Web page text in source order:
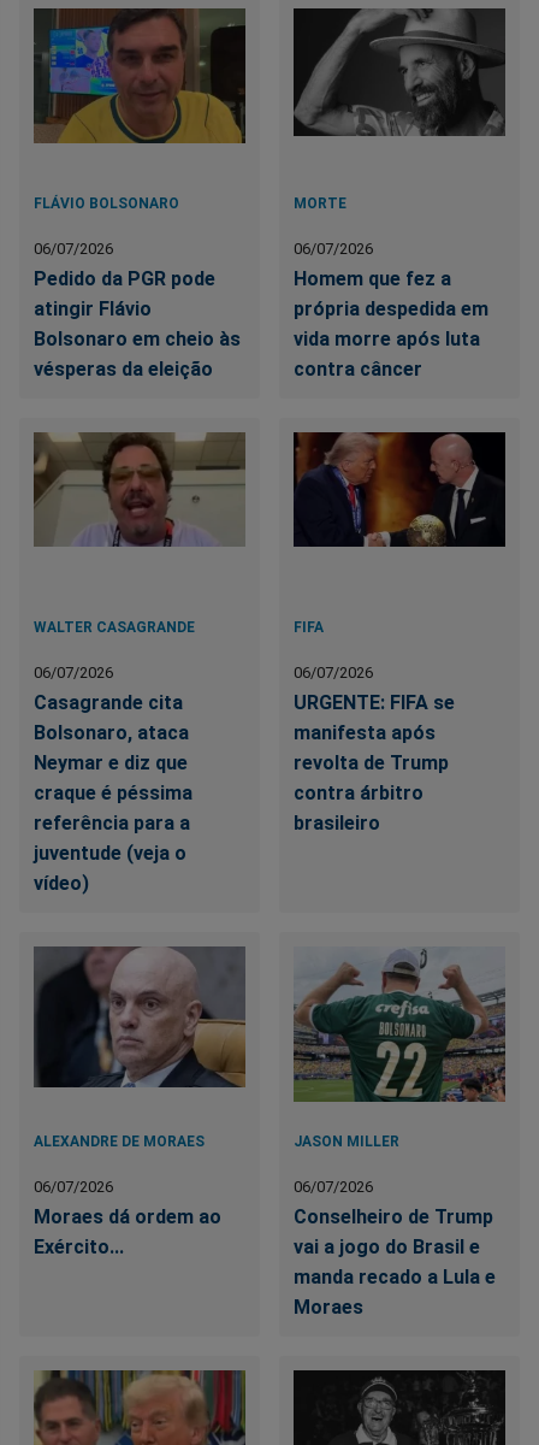
FLÁVIO BOLSONARO
06/07/2026
Pedido da PGR pode
atingir Flávio
Bolsonaro em cheio às
vésperas da eleição
MORTE
06/07/2026
Homem que fez a
própria despedida em
vida morre após luta
contra câncer
WALTER CASAGRANDE
06/07/2026
Casagrande cita
Bolsonaro, ataca
Neymar e diz que
craque é péssima
referência para a
juventude (veja o
vídeo)
FIFA
06/07/2026
URGENTE: FIFA se
manifesta após
revolta de Trump
contra árbitro
brasileiro
ALEXANDRE DE MORAES
06/07/2026
Moraes dá ordem ao
Exército...
JASON MILLER
06/07/2026
Conselheiro de Trump
vai a jogo do Brasil e
manda recado a Lula e
Moraes